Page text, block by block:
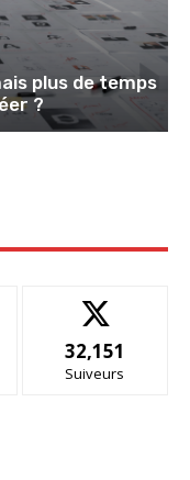
plus de temps
?
32,151
Suiveurs